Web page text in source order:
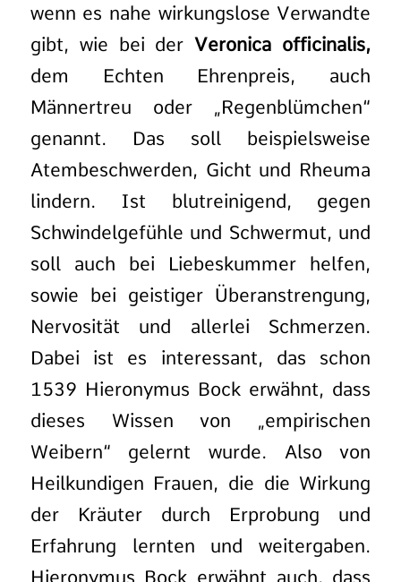
wenn es nahe wirkungslose Verwandte
gibt, wie bei derVeronica officinalis,
dem Echten Ehrenpreis, auch
Männertreu oder „Regenblümchen“
genannt. Das soll beispielsweise
Atembeschwerden, Gicht und Rheuma
lindern. Ist blutreinigend, gegen
Schwindelgefühle und Schwermut, und
soll auch bei Liebeskummer helfen,
sowie bei geistiger Überanstrengung,
Nervosität und allerlei Schmerzen.
Dabei ist es interessant, das schon
1539 Hieronymus Bock erwähnt, dass
dieses Wissen von „empirischen
Weibern“ gelernt wurde. Also von
Heilkundigen Frauen, die die Wirkung
der Kräuter durch Erprobung und
Erfahrung lernten und weitergaben.
Hieronymus Bock erwähnt auch, dass